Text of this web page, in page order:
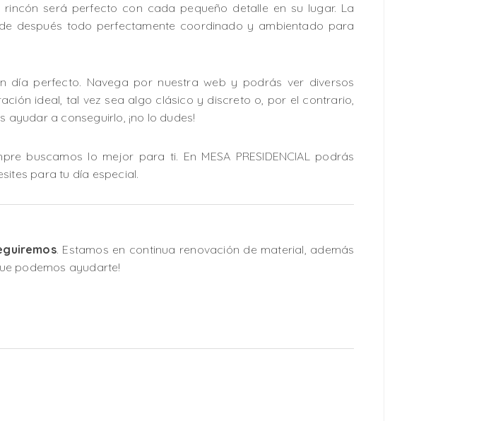
será perfecto con cada pequeño detalle en su lugar. La
después todo perfectamente coordinado y ambientado para
día perfecto. Navega por nuestra web y podrás ver diversos
ideal, tal vez sea algo clásico y discreto o, por el contrario,
a conseguirlo, ¡no lo dudes!
buscamos lo mejor para ti. En MESA PRESIDENCIAL podrás
para tu día especial.
. Estamos en continua renovación de material, además
podemos ayudarte!